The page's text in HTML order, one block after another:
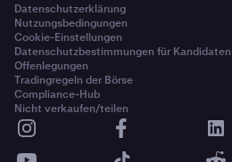
Datenschutzerklärung
Nutzungsbedingungen
Cookie-Einstellungen
Datenschutzbestimmungen für Kandidaten
Offenlegungen
Tradingregeln der Börse
Compliance-Hub
Nicht verkaufen/teilen